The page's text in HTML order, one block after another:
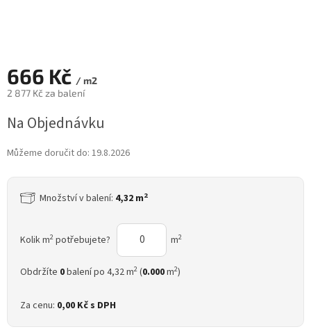
666 Kč / m2
2 877 Kč za balení
cena:
Na Objednávku
Můžeme doručit do: 19.8.2026
Množství v balení: 4,32 m2
Kolik m2 potřebujete? m2
Obdržíte 0balení po 4,32 m2 (0.000m2)
Za cenu: 0,00 Kčs DPH